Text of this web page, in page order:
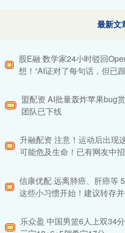
最新文
股E融 数学家24小时驳回
想！“AI证对了每句话，但已
盟配资 AI批量轰炸苹果bug
团队已下线
升融配资 注意！运动后出现
可能危及生命！已有网友中招
信康优配 远离肺癌、肝癌等
这些小习惯开始！建议转存
乐众盈 中国男篮6人上双34